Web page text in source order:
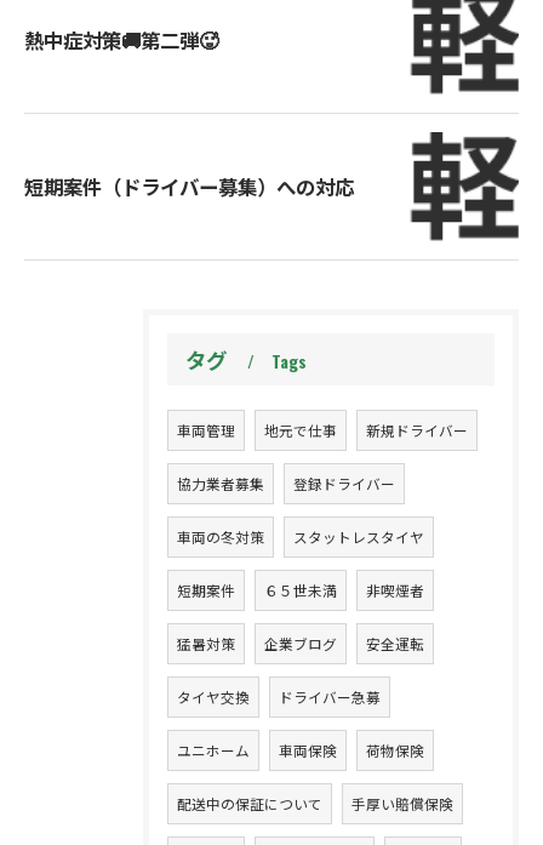
熱中症対策🚚第二弾🥵
短期案件（ドライバー募集）への対応
タグ Tags
車両管理 地元で仕事 新規ドライバー
協力業者募集 登録ドライバー
車両の冬対策 スタットレスタイヤ
短期案件 ６５世未満 非喫煙者
猛暑対策 企業ブログ 安全運転
タイヤ交換 ドライバー急募
ユニホーム 車両保険 荷物保険
配送中の保証について 手厚い賠償保険